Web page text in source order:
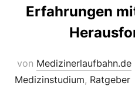
Erfahrungen
von Medizinerlaufbahn.de
Medizinstudium, Ratgeber